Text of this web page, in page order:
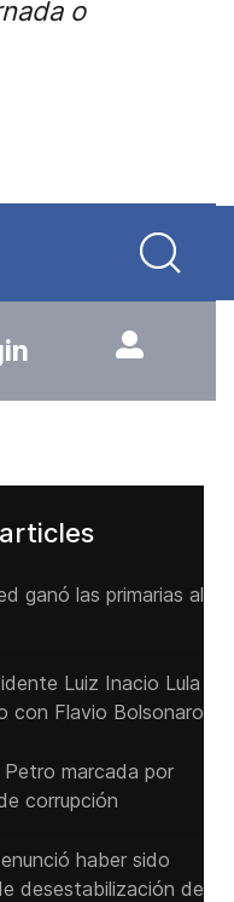
o
ganó las primarias al
Luiz Inacio Lula
con Flavio Bolsonaro
marcada por
corrupción
haber sido
desestabilización de